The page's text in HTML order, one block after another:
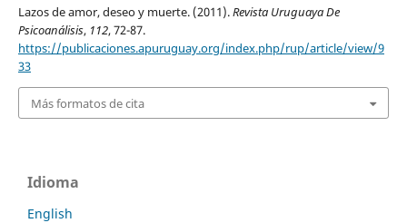
Lazos de amor, deseo y muerte. (2011).Revista Uruguaya De
Psicoanálisis, 112, 72-87.
https://publicaciones.apuruguay.org/index.php/rup/article/view/9
33
Más formatos de cita
Idioma
English